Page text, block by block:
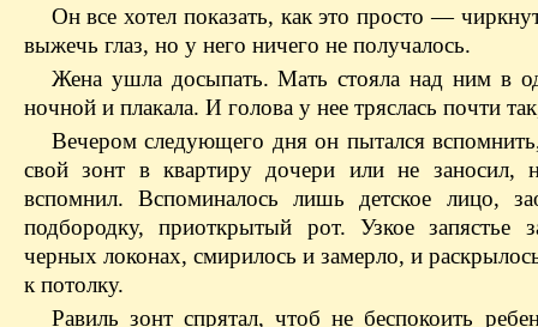
Он все хотел показать, как это просто —
выжечь глаз, но у него ничего не получалось.
Жена ушла досыпать. Мать стояла над ним в
ночной и плакала. И голова у нее тряслась почти
Вечером следующего дня он пытался
свой зонт в квартиру дочери или не заносил,
вспомнил. Вспоминалось лишь детское лицо,
подбородку, приоткрытый рот. Узкое запястье
черных локонах, смирилось и замерло, и
к потолку.
Равиль зонт спрятал, чтоб не беспокоить